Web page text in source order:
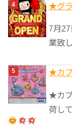
★グ
7月
業致
★カ
★カ
荷し